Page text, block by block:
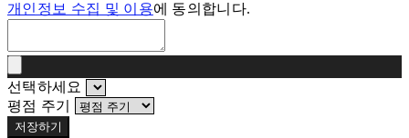
개인정보 수집 및 이용에 동의합니다.
선택하세요
평점 주기
저장하기